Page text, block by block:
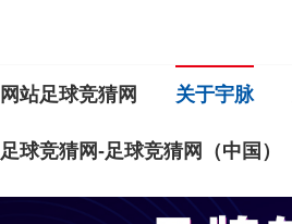
网站足球竞猜网 关于宇脉
足球竞猜网-足球竞猜网（中国）